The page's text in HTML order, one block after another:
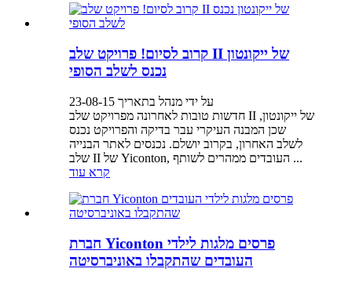
קרוב לסיום! פרויקט שלב II של ייקונטון
נכנס לשלב הסופי
על ידי מנהל בתאריך 23-08-15
חדשות טובות לאחרונה מפרויקט שלב II של ייקונטון,
שכן המבנה העיקרי עבר בדיקה והפרויקט נכנס
לשלב האחרון, בקרוב יושלם. נכנסים לאתר הבנייה
שלב II של Yiconton, העובדים ממהרים לשותף ...
קרא עוד
חברת Yiconton פרסים מלגות לילדי
העובדים שהתקבלו באוניברסיטה